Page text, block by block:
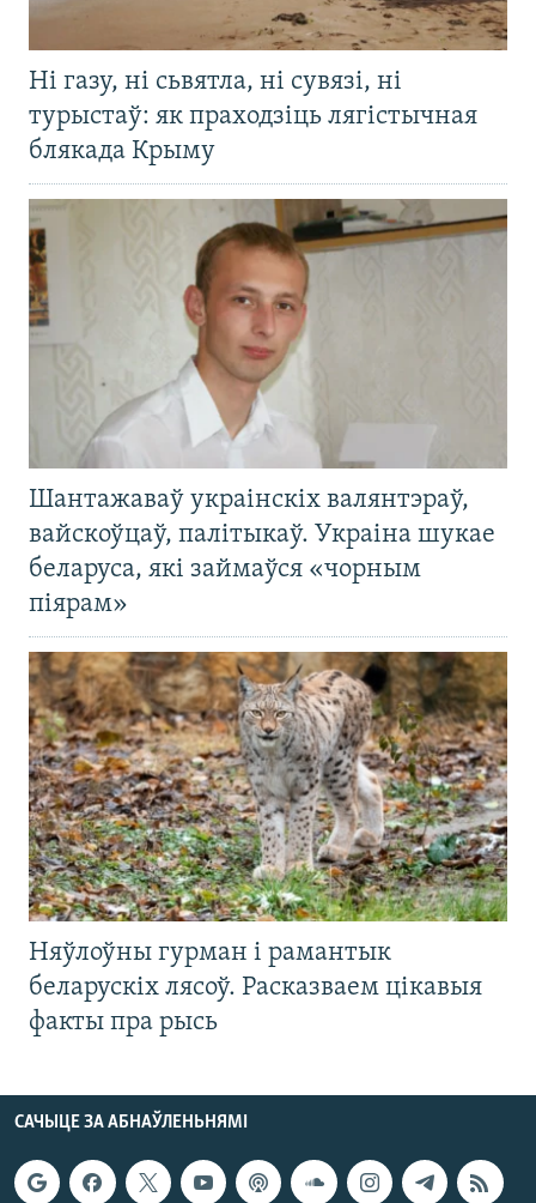
Ні газу, ні сьвятла, ні сувязі, ні
турыстаў: як праходзіць лягістычная
блякада Крыму
Шантажаваў украінскіх валянтэраў,
вайскоўцаў, палітыкаў. Украіна шукае
беларуса, які займаўся «чорным
піярам»
Няўлоўны гурман і рамантык
беларускіх лясоў. Расказваем цікавыя
факты пра рысь
САЧЫЦЕ ЗА АБНАЎЛЕНЬНЯМІ